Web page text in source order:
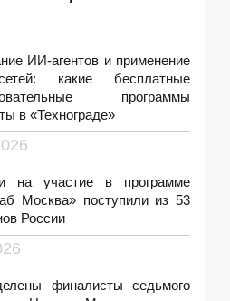
ИИ-агентов и применение
какие бесплатные
программы
в «Технограде»
на участие в программе
Москва» поступили из 53
России
финалисты седьмого